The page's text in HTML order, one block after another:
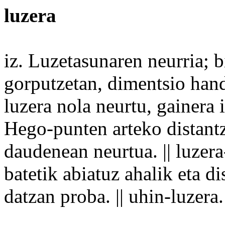
luzera
iz. Luzetasunaren neurria;
gorputzetan, dimentsio
luzera nola neurtu, gainera
Hego-punten arteko
daudenean neurtua. ||
batetik abiatuz ahalik eta
datzan proba. || uhin-